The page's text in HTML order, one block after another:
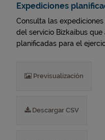
Expediciones
Consulta las
del servicio Bizkaibus
planificadas para el
Previsualización
Descargar CSV